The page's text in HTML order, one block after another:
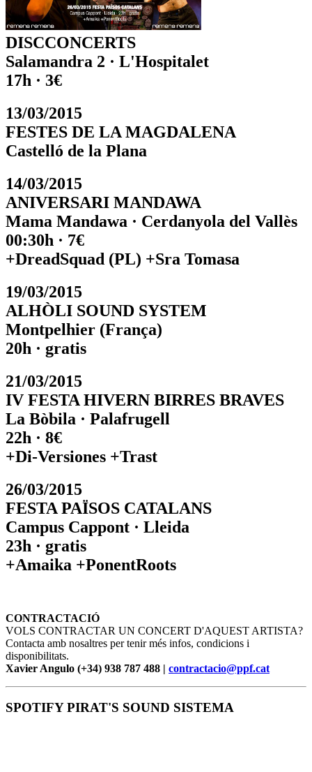
DISCCONCERTS
Salamandra 2 · L'Hospitalet
17h · 3€
13/03/2015
FESTES DE LA MAGDALENA
Castelló de la Plana
14/03/2015
ANIVERSARI MANDAWA
Mama Mandawa · Cerdanyola del Vallès
00:30h · 7€
+DreadSquad (PL) +Sra Tomasa
19/03/2015
ALHÒLI SOUND SYSTEM
Montpelhier (França)
20h · gratis
21/03/2015
IV FESTA HIVERN BIRRES BRAVES
La Bòbila · Palafrugell
22h · 8€
+Di-Versiones +Trast
26/03/2015
FESTA PAÏSOS CATALANS
Campus Cappont · Lleida
23h · gratis
+Amaika +PonentRoots
CONTRACTACIÓ
VOLS CONTRACTAR UN CONCERT D'AQUEST ARTISTA?
Contacta amb nosaltres per tenir més infos, condicions i
disponibilitats.
Xavier Angulo (+34) 938 787 488 | contractacio@ppf.cat
SPOTIFY PIRAT'S SOUND SISTEMA